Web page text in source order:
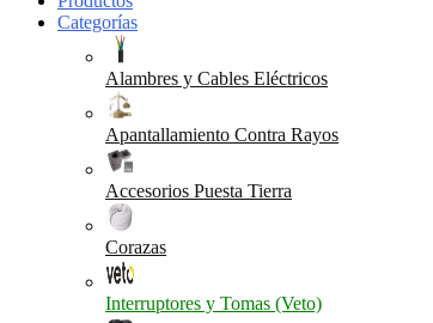
Categorías
Alambres y Cables Eléctricos
Apantallamiento Contra Rayos
Accesorios Puesta Tierra
Corazas
Interruptores y Tomas (Veto)